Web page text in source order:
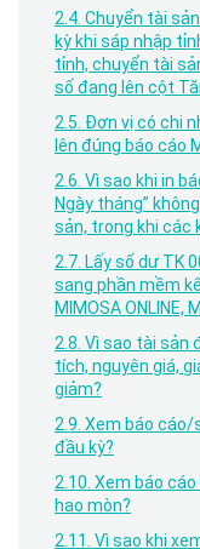
2.4. Chuyển tài
kỳ khi sáp nhập
tỉnh, chuyển tài
số đang lên cột
2.5. Đơn vị có chi
lên đúng báo cáo
2.6. Vì sao khi in
Ngày tháng”
sản, trong khi các
2.7. Lấy số dư TK
sang phần mềm
MIMOSA ONLINE,
2.8. Vì sao tài sản
tích, nguyên giá,
giảm?
2.9. Xem báo
đầu kỳ?
2.10. Xem báo
hao mòn?
2.11. Vì sao khi